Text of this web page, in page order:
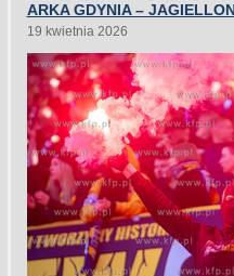
ARKA GDYNIA –
19 kwietnia 2026